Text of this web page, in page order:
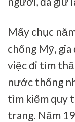
Mấy chục
chống Mỹ,
việc đi tìm
nước thống
tìm kiếm quy
trang. Năm